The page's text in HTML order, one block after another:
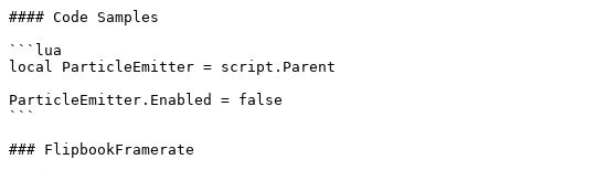
#### Code Samples
```lua
local ParticleEmitter = script.Parent
ParticleEmitter.Enabled = false
```
### FlipbookFramerate